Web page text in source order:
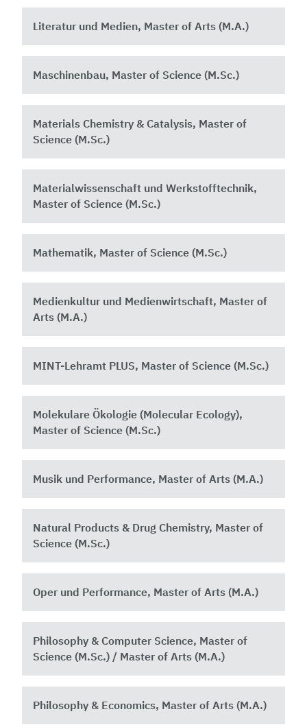
Literatur und Medien, Master of Arts (M.A.)
Maschinenbau, Master of Science (M.Sc.)
Materials Chemistry & Catalysis, Master of
Science (M.Sc.)
Materialwissenschaft und Werkstofftechnik,
Master of Science (M.Sc.)
Mathematik, Master of Science (M.Sc.)
Medienkultur und Medienwirtschaft, Master of
Arts (M.A.)
MINT-Lehramt PLUS, Master of Science (M.Sc.)
Molekulare Ökologie (Molecular Ecology),
Master of Science (M.Sc.)
Musik und Performance, Master of Arts (M.A.)
Natural Products & Drug Chemistry, Master of
Science (M.Sc.)
Oper und Performance, Master of Arts (M.A.)
Philosophy & Computer Science, Master of
Science (M.Sc.) / Master of Arts (M.A.)
Philosophy & Economics, Master of Arts (M.A.)